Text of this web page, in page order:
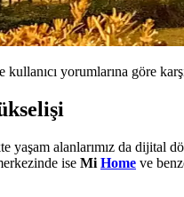
yorumlarına göre
yaşam alanlarımız da dijital
ise Mi Home ve